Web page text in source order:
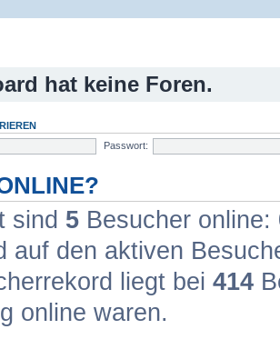
hat keine Foren.
Passwort:
sind 5 Besucher
auf den aktiven
liegt bei 414
online waren.